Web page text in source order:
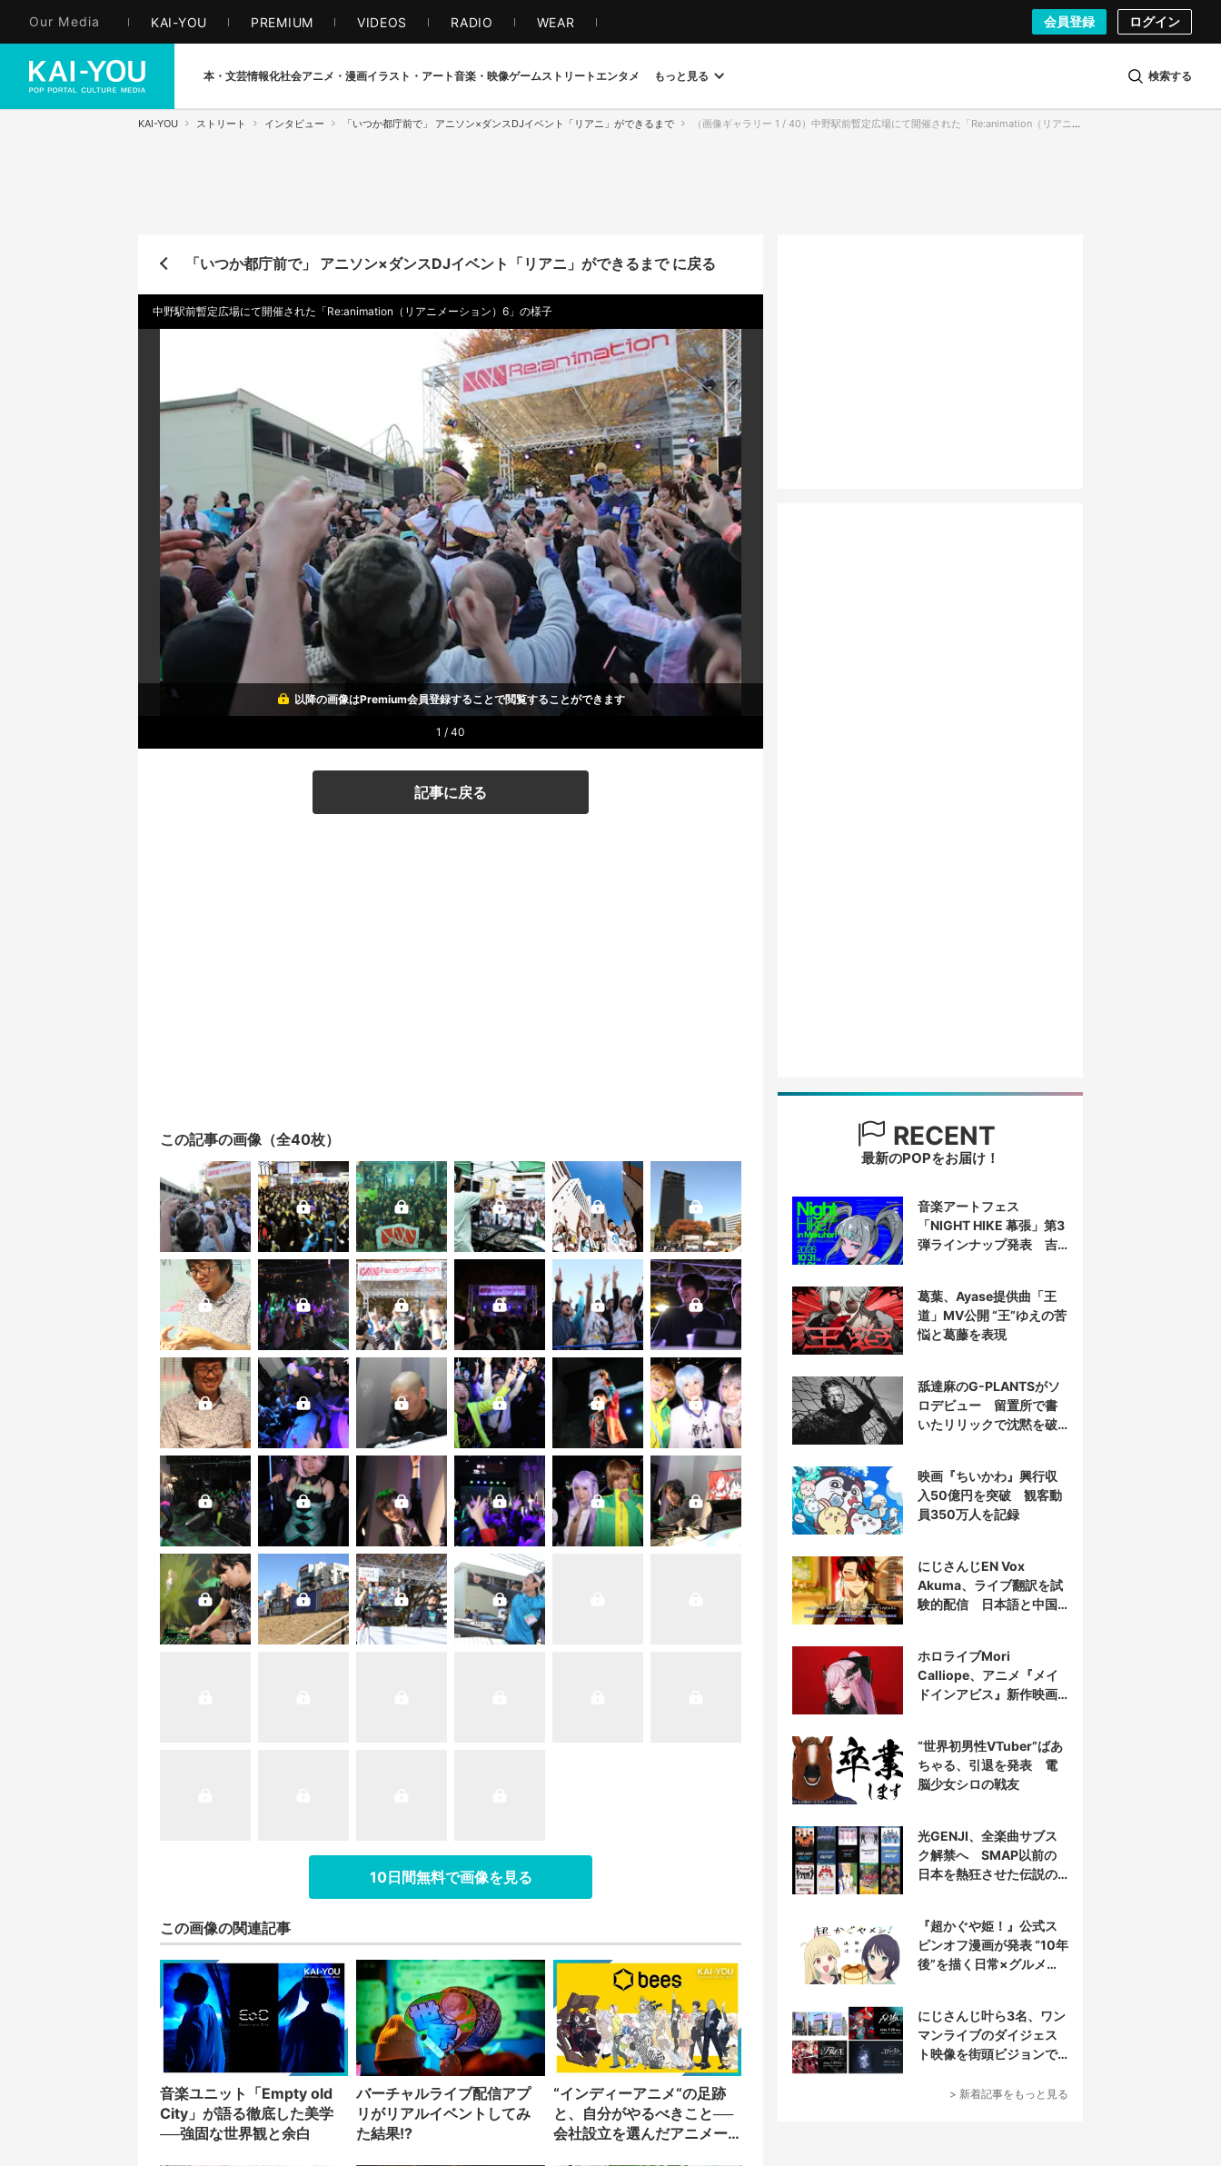
Our Media KAI-YOU PREMIUM VIDEOS RADIO WEAR 会員登録 ログイン
本・文芸情報化社会アニメ・漫画イラスト・アート音楽・映像ゲームストリート エンタメ もっと見る 検索する
KAI-YOU ストリート インタビュー 「いつか都庁前で」 アニソン×ダンスDJイベント「リアニ」ができるまで （画像ギャラリー 1 / 40）中野駅前暫定広場にて開催された「Re:animation（リアニメーション）6」の様子
「いつか都庁前で」 アニソン×ダンスDJイベント「リアニ」ができるまで に戻る
中野駅前暫定広場にて開催された「Re:animation（リアニメーション）6」の様子
以降の画像はPremium会員登録することで閲覧することができます
1 / 40
記事に戻る
この記事の画像（全40枚）
10日間無料で画像を見る
この画像の関連記事
音楽ユニット「Empty old
City」が語る徹底した美学
──強固な世界観と余白
バーチャルライブ配信アプ
リがリアルイベントしてみ
た結果!?
“インディーアニメ“の足跡
と、自分がやるべきこと──
会社設立を選んだアニメー
RECENT
最新のPOPをお届け！
音楽アートフェス
「NIGHT HIKE 幕張」第3
弾ラインナップ発表 吉
葛葉、Ayase提供曲「王
道」MV公開 “王”ゆえの苦
悩と葛藤を表現
舐達麻のG-PLANTSがソ
ロデビュー 留置所で書
いたリリックで沈黙を破
映画『ちいかわ』興行収
入50億円を突破 観客動
員350万人を記録
にじさんじEN Vox
Akuma、ライブ翻訳を試
験的配信 日本語と中国
ホロライブMori
Calliope、アニメ『メイ
ドインアビス』新作映画
“世界初男性VTuber”ばあ
ちゃる、引退を発表 電
脳少女シロの戦友
光GENJI、全楽曲サブス
ク解禁へ SMAP以前の
日本を熱狂させた伝説の
『超かぐや姫！』公式ス
ピンオフ漫画が発表 “10年
後”を描く日常×グルメ作
にじさんじ叶ら3名、ワン
マンライブのダイジェス
ト映像を街頭ビジョンで
> 新着記事をもっと見る